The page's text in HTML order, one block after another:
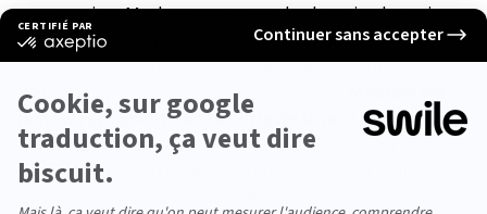
sont fluides et dynamiques : ainsi, ils peuvent être
présents chez une personne de manière simultanée.
D’ailleurs, il est intéressant de noter que
jamais représenté sa théorie de la motivation sous
forme de pyramide.Cette représentation est le fruit
de l’imagination d’un consultant en gestion, qui l’a